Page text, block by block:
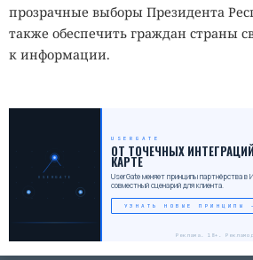
прозрачные выборы Президента
также обеспечить граждан страны
к информации.
USERGATE
USERGATE
ОТ ТОЧЕЧНЫХ
КАРТЕ
UserGate меняет принципы партнёрства в
совместный сценарий для клиента.
УЗНАТЬ НОВЫЕ ПРИНЦИПЫ
Реклама. 18+.